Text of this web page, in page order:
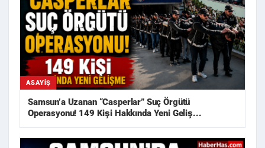
ASAYIŞ
Samsun’a Uzanan “Casperlar” Suç Örgütü
Operasyonu! 149 Kişi Hakkında Yeni Geliş...